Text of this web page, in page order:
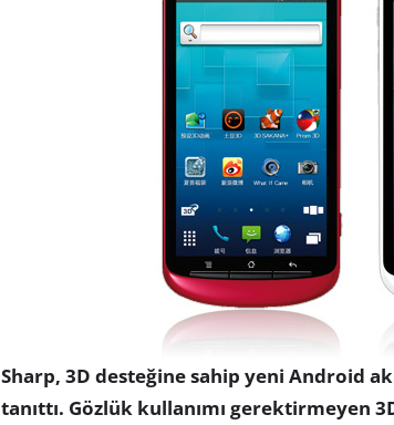
Sharp, 3D desteğine sahip yeni Android
tanıttı. Gözlük kullanımı gerektirmeyen